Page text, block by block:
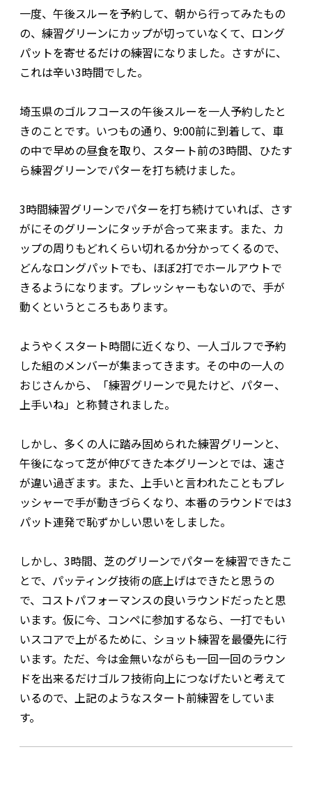
一度、午後スルーを予約して、朝から行ってみたもの
の、練習グリーンにカップが切っていなくて、ロング
パットを寄せるだけの練習になりました。さすがに、
これは辛い3時間でした。
埼玉県のゴルフコースの午後スルーを一人予約したと
きのことです。いつもの通り、9:00前に到着して、車
の中で早めの昼食を取り、スタート前の3時間、ひたす
ら練習グリーンでパターを打ち続けました。
3時間練習グリーンでパターを打ち続けていれば、さす
がにそのグリーンにタッチが合って来ます。また、カ
ップの周りもどれくらい切れるか分かってくるので、
どんなロングパットでも、ほぼ2打でホールアウトで
きるようになります。プレッシャーもないので、手が
動くというところもあります。
ようやくスタート時間に近くなり、一人ゴルフで予約
した組のメンバーが集まってきます。その中の一人の
おじさんから、「練習グリーンで見たけど、パター、
上手いね」と称賛されました。
しかし、多くの人に踏み固められた練習グリーンと、
午後になって芝が伸びてきた本グリーンとでは、速さ
が違い過ぎます。また、上手いと言われたこともプレ
ッシャーで手が動きづらくなり、本番のラウンドでは3
パット連発で恥ずかしい思いをしました。
しかし、3時間、芝のグリーンでパターを練習できたこ
とで、パッティング技術の底上げはできたと思うの
で、コストパフォーマンスの良いラウンドだったと思
います。仮に今、コンペに参加するなら、一打でもい
いスコアで上がるために、ショット練習を最優先に行
います。ただ、今は金無いながらも一回一回のラウン
ドを出来るだけゴルフ技術向上につなげたいと考えて
いるので、上記のようなスタート前練習をしていま
す。